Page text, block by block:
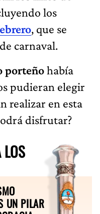
los
, que se
carnaval.
porteñohabía
pudieran elegir
realizar en esta
disfrutar?
LOS
UN PILAR